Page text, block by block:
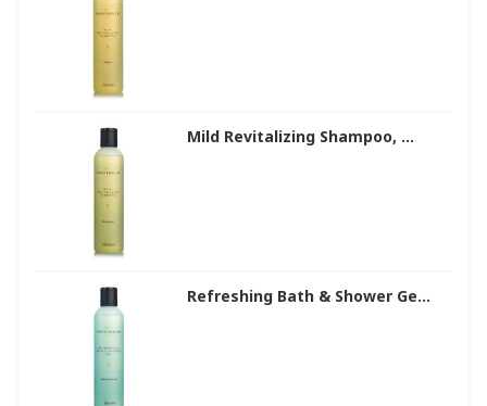
Mild Revitalizing Shampoo, ...
Refreshing Bath & Shower Ge...